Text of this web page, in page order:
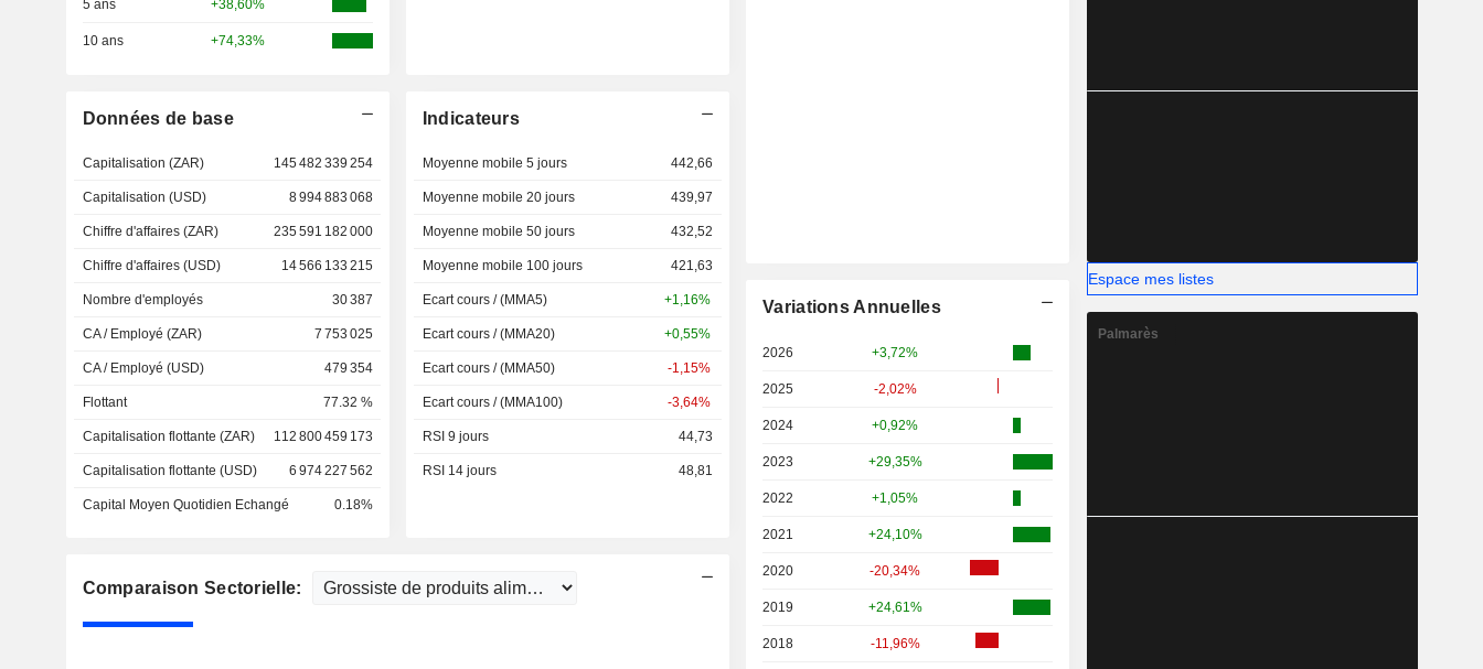
5 ans +38,60%
10 ans +74,33%
Données de base
Capitalisation (ZAR) 145 482 339 254
Capitalisation (USD) 8 994 883 068
Chiffre d'affaires (ZAR) 235 591 182 000
Chiffre d'affaires (USD) 14 566 133 215
Nombre d'employés 30 387
CA / Employé (ZAR) 7 753 025
CA / Employé (USD) 479 354
Flottant 77.32 %
Capitalisation flottante (ZAR) 112 800 459 173
Capitalisation flottante (USD) 6 974 227 562
Capital Moyen Quotidien Echangé 0.18%
Indicateurs
Moyenne mobile 5 jours 442,66
Moyenne mobile 20 jours 439,97
Moyenne mobile 50 jours 432,52
Moyenne mobile 100 jours 421,63
Ecart cours / (MMA5) +1,16%
Ecart cours / (MMA20) +0,55%
Ecart cours / (MMA50) -1,15%
Ecart cours / (MMA100) -3,64%
RSI 9 jours 44,73
RSI 14 jours 48,81
Comparaison Sectorielle:
Variations Annuelles
2026 +3,72%
2025 -2,02%
2024 +0,92%
2023 +29,35%
2022 +1,05%
2021 +24,10%
2020 -20,34%
2019 +24,61%
2018 -11,96%
Espace mes listes
Palmarès